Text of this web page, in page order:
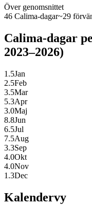
Över genomsnittet
46 Calima-dagar~29
Calima-dagar
2023–2026)
1.5Jan
2.5Feb
3.5Mar
5.3Apr
3.0Maj
8.8Jun
6.5Jul
7.5Aug
3.3Sep
4.0Okt
4.0Nov
1.3Dec
Kalendervy